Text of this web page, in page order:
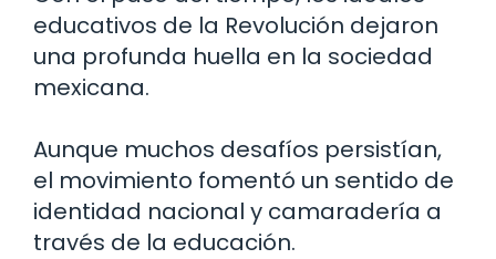
educativos de la Revolución dejaron
una profunda huella en la sociedad
mexicana.
Aunque muchos desafíos persistían,
el movimiento fomentó un sentido de
identidad nacional y camaradería a
través de la educación.